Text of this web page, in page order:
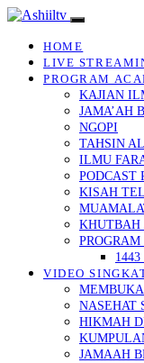
HOME
LIVE
PROGRAM
KAJIAN
JAMA’AH
NGOPI
TAHSIN
ILMU
PODCAST
KISAH
KHUTBAH
1443
VIDEO
NASEHAT
HIKMAH
JAMAAH